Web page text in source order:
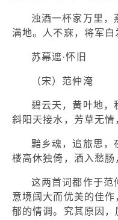
浊酒一杯家万里，
满地。人不寐，将军白
苏幕遮·怀旧
（宋）范仲淹
碧云天，黄叶地，
斜阳天接水，芳草无情
黯乡魂，追旅思，
楼高休独倚，酒入愁肠
这两首词都作于范
意境阔大而优美的佳
郁的情调。究其原因，